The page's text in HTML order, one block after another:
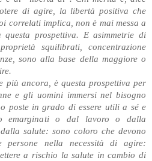
di agire, la libertà positiva che
correlati implica, non è mai messa a
prospettiva. E asimmetrie di
squilibrati, concentrazione
sono alla base della maggiore o
più ancora, è questa prospettiva per
e gli uomini immersi nel bisogno
poste in grado di essere utili a sé e
emarginati o dal lavoro o dalla
salute: sono coloro che devono
nella necessità di agire:
a rischio la salute in cambio di